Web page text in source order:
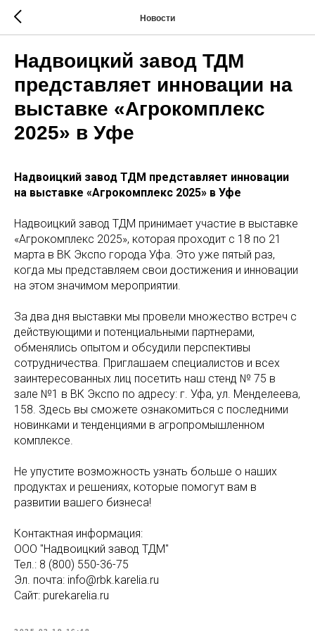
Новости
Надвоицкий завод ТДМ
представляет инновации на
выставке «Агрокомплекс
2025» в Уфе
Надвоицкий завод ТДМ представляет инновации
на выставке «Агрокомплекс 2025» в Уфе
Надвоицкий завод ТДМ принимает участие в выставке
«Агрокомплекс 2025», которая проходит с 18 по 21
марта в ВК Экспо города Уфа. Это уже пятый раз,
когда мы представляем свои достижения и инновации
на этом значимом мероприятии.
За два дня выставки мы провели множество встреч с
действующими и потенциальными партнерами,
обменялись опытом и обсудили перспективы
сотрудничества. Приглашаем специалистов и всех
заинтересованных лиц посетить наш стенд № 75 в
зале №1 в ВК Экспо по адресу: г. Уфа, ул. Менделеева,
158. Здесь вы сможете ознакомиться с последними
новинками и тенденциями в агропромышленном
комплексе.
Не упустите возможность узнать больше о наших
продуктах и решениях, которые помогут вам в
развитии вашего бизнеса!
Контактная информация:
ООО "Надвоицкий завод ТДМ"
Тел.: 8 (800) 550-36-75
Эл. почта: info@rbk.karelia.ru
Сайт: purekarelia.ru